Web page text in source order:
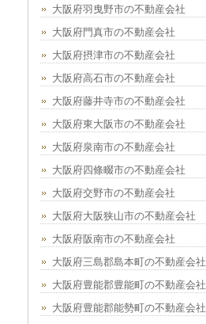
大阪府羽曳野市の不動産会社
大阪府門真市の不動産会社
大阪府摂津市の不動産会社
大阪府高石市の不動産会社
大阪府藤井寺市の不動産会社
大阪府東大阪市の不動産会社
大阪府泉南市の不動産会社
大阪府四條畷市の不動産会社
大阪府交野市の不動産会社
大阪府大阪狭山市の不動産会社
大阪府阪南市の不動産会社
大阪府三島郡島本町の不動産会社
大阪府豊能郡豊能町の不動産会社
大阪府豊能郡能勢町の不動産会社